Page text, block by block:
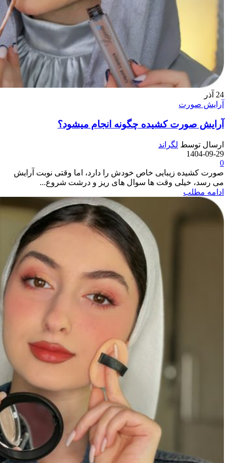
24 آذر
آرایش صورت
آرایش صورت کشیده چگونه انجام میشود؟
ارسال توسط لگراند
1404-09-29
0
صورت کشیده زیبایی خاص خودش را دارد، اما وقتی نوبت آرایش
می رسد، خیلی وقت ها سوال های ریز و درشت شروع...
ادامه مطلب